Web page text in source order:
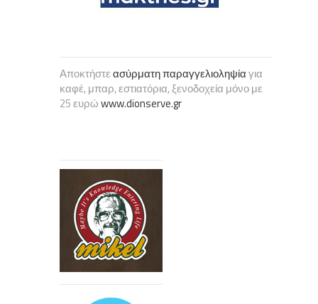
Αποκτήστεασύρματη παραγγελιοληψίαγια
καφέ, μπαρ, εστιατόρια, ξενοδοχεία μόνο με
25 ευρώwww.dionserve.gr